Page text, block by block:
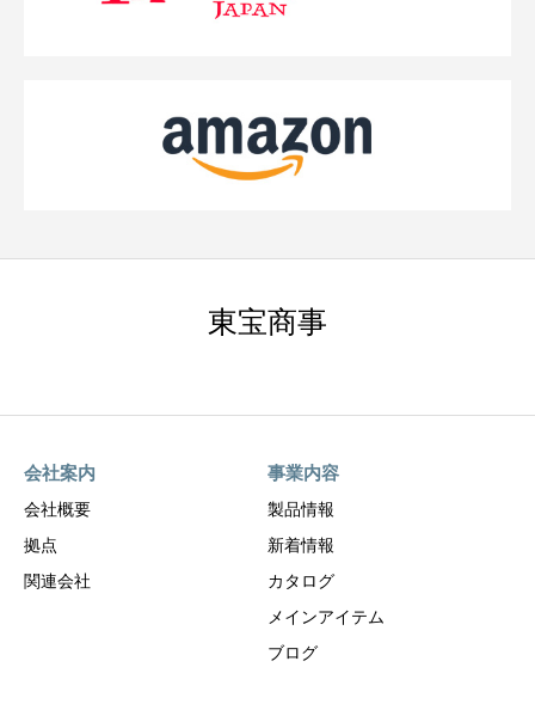
東宝商事
会社案内
会社概要
拠点
関連会社
事業内容
製品情報
新着情報
カタログ
メインアイテム
ブログ